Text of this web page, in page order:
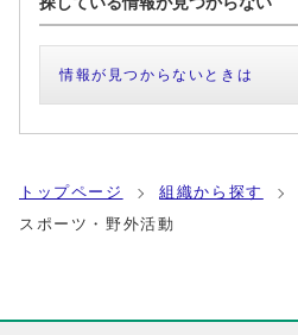
情報が見つからないときは
トップページ 組織から探す
スポーツ・野外活動